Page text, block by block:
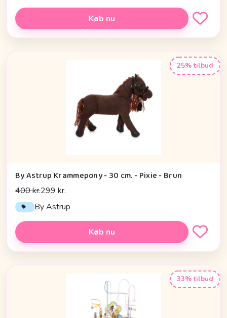
Køb nu
25% tilbud
By Astrup Krammepony - 30 cm. - Pixie - Brun
400 kr.299 kr.
By Astrup
Køb nu
33% tilbud